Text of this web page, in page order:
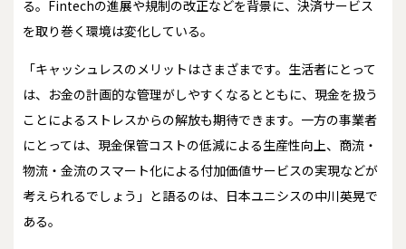
る。Fintechの進展や規制の改正などを背景に、決済サービス
を取り巻く環境は変化している。
「キャッシュレスのメリットはさまざまです。生活者にとって
は、お金の計画的な管理がしやすくなるとともに、現金を扱う
ことによるストレスからの解放も期待できます。一方の事業者
にとっては、現金保管コストの低減による生産性向上、商流・
物流・金流のスマート化による付加価値サービスの実現などが
考えられるでしょう」と語るのは、日本ユニシスの中川英晃で
ある。